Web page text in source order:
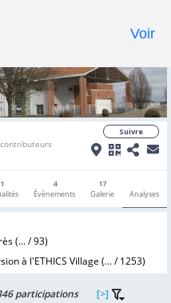
Toggle
contributeurs
Suivre
1
4
Évènements
17
Galerie
Analyses
(... /93)
à l'ETHICS Village (... /1253)
participations
[>]
Voir